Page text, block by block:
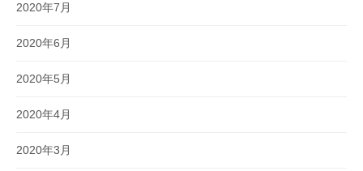
2020年7月
2020年6月
2020年5月
2020年4月
2020年3月